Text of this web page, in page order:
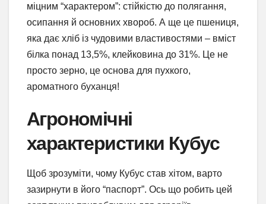
міцним “характером”: стійкістю до полягання,
осипання й основних хвороб. А ще це пшениця,
яка дає хліб із чудовими властивостями – вміст
білка понад 13,5%, клейковина до 31%. Це не
просто зерно, це основа для пухкого,
ароматного буханця!
Агрономічні
характеристики Кубус
Щоб зрозуміти, чому Кубус став хітом, варто
зазирнути в його “паспорт”. Ось що робить цей